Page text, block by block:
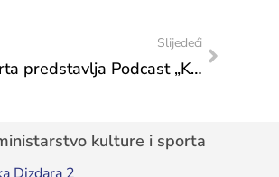
Slijedeći
Federalno ministarstvo kulture i športa predstavlja Podcast „Koraci naslijeđa“ u srijedu, 24. 6. 2026. godine u 11 sati na Youtube kanalu Federalnog ministarstva kulture i sporta
kulture i sporta